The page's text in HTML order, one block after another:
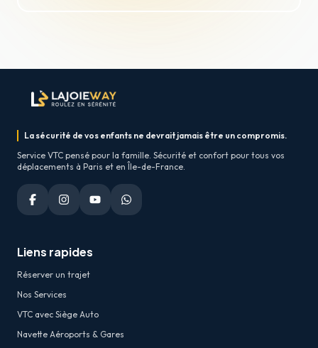
La sécurité de vos enfants ne devrait jamais être un compromis.
Service VTC pensé pour la famille. Sécurité et confort pour tous vos
déplacements à Paris et en Île-de-France.
Liens rapides
Réserver un trajet
Nos Services
VTC avec Siège Auto
Navette Aéroports & Gares